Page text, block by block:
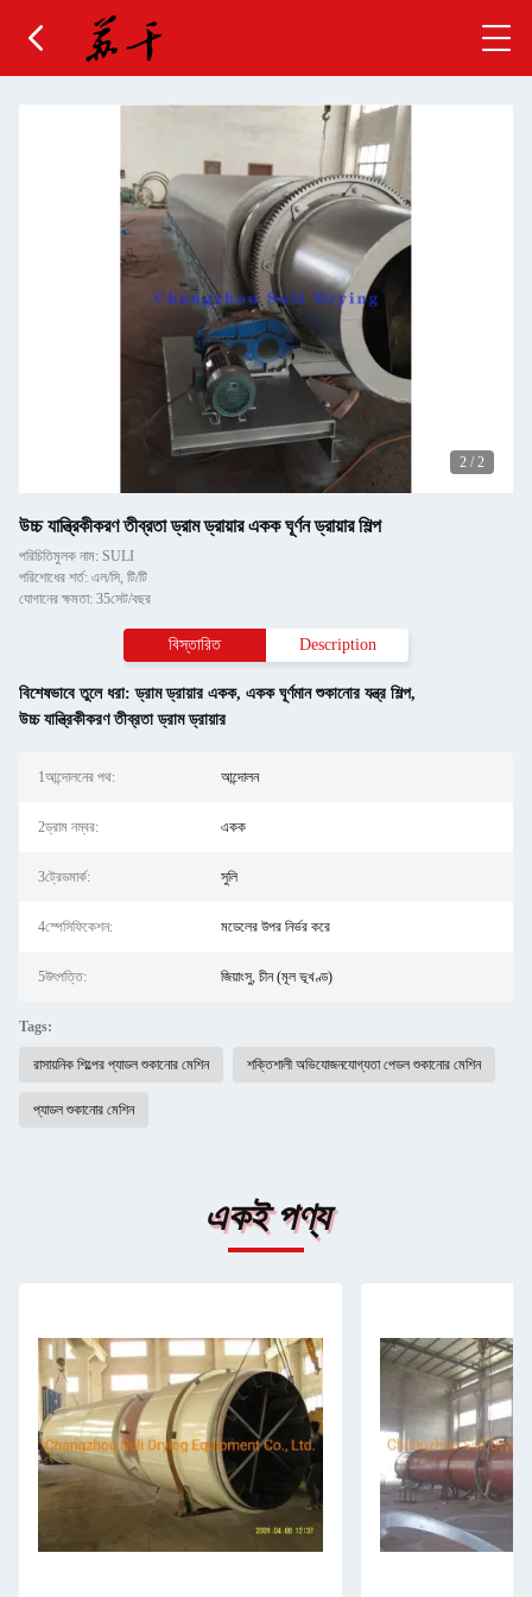
2 / 2
উচ্চ যান্ত্রিকীকরণ তীব্রতা ড্রাম ড্রায়ার একক ঘূর্ণন ড্রায়ার শিল্প
পরিচিতিমুলক নাম: SULI
পরিশোধের শর্ত: এল/সি, টি/টি
যোগানের ক্ষমতা: 35সেট/বছর
বিস্তারিত Description
বিশেষভাবে তুলে ধরা:ড্রাম ড্রায়ার একক, একক ঘূর্ণমান শুকানোর যন্ত্র শিল্প,
উচ্চ যান্ত্রিকীকরণ তীব্রতা ড্রাম ড্রায়ার
1আন্দোলনের পথ: আন্দোলন
2ড্রাম নম্বর: একক
3ট্রেডমার্ক: সুলি
4স্পেসিফিকেশন: মডেলের উপর নির্ভর করে
5উৎপত্তি: জিয়াংসু, চীন (মূল ভূখণ্ড)
Tags:
রাসায়নিক শিল্পের প্যাডল শুকানোর মেশিন শক্তিশালী অভিযোজনযোগ্যতা পেডল শুকানোর মেশিন
প্যাডল শুকানোর মেশিন
একই পণ্য